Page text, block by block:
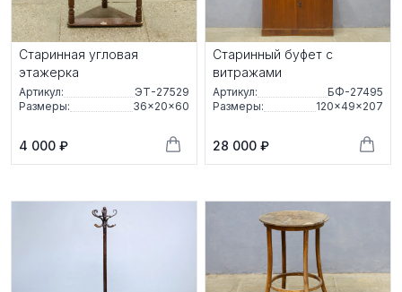
Старинная угловая
этажерка
Артикул:
ЭТ-27529
Размеры:
36×20×60
4 000 ₽
Старинный буфет с
витражами
Артикул:
БФ-27495
Размеры:
120×49×207
28 000 ₽